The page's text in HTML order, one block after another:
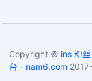
Copyright © ins 粉
台 - nam6.com